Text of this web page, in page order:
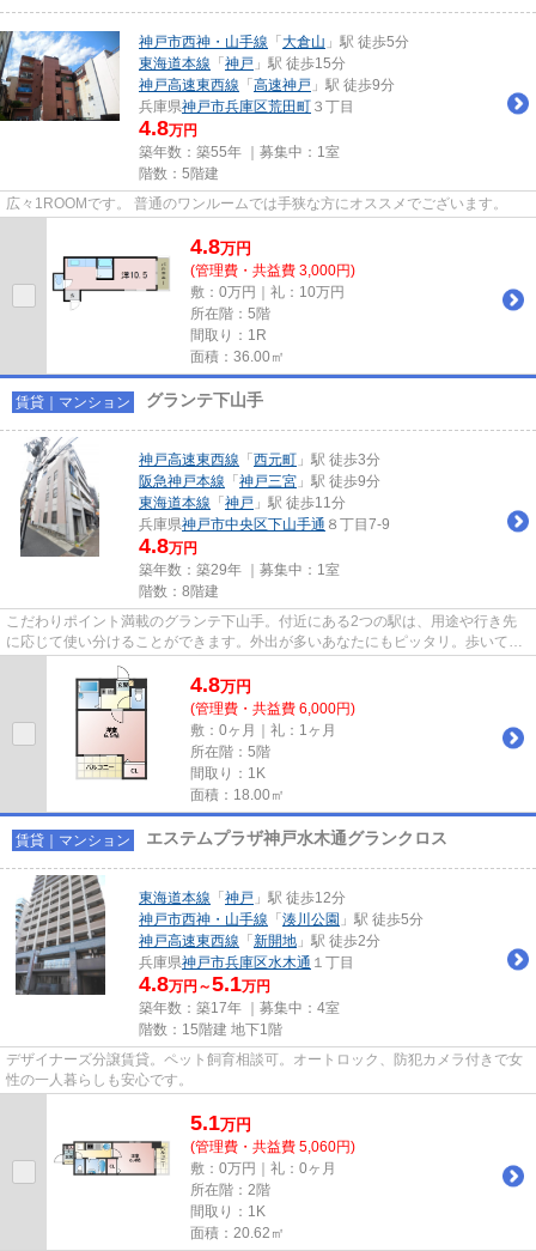
神戸市西神・山手線 「 大倉山 」駅 徒歩5分
東海道本線 「 神戸 」駅 徒歩15分
神戸高速東西線 「 高速神戸 」駅 徒歩9分
兵庫県神戸市兵庫区荒田町 ３丁目
4.8万円
築年数：築55年 ｜募集中： 1室
階数：5階建
広々1ROOMです。 普通のワンルームでは手狭な方にオススメでございます。
4.8万円
(管理費・共益費 3,000円)
敷：0万円｜礼：10万円
所在階：5階
間取り：1R
面積：36.00㎡
賃貸｜マンション グランテ下山手
神戸高速東西線 「 西元町 」駅 徒歩3分
阪急神戸本線 「 神戸三宮 」駅 徒歩9分
東海道本線 「 神戸 」駅 徒歩11分
兵庫県神戸市中央区下山手通 ８丁目7-9
4.8万円
築年数：築29年 ｜募集中： 1室
階数：8階建
こだわりポイント満載のグランテ下山手。付近にある2つの駅は、用途や行き先
に応じて使い分けることができます。外出が多いあなたにもピッタリ。歩いても
自転車に乗っても疲れないの立...
4.8万円
(管理費・共益費 6,000円)
敷：0ヶ月｜礼：1ヶ月
所在階：5階
間取り：1K
面積：18.00㎡
賃貸｜マンション エステムプラザ神戸水木通グランクロス
東海道本線 「 神戸 」駅 徒歩12分
神戸市西神・山手線 「 湊川公園 」駅 徒歩5分
神戸高速東西線 「 新開地 」駅 徒歩2分
兵庫県神戸市兵庫区水木通 １丁目
4.8万円～5.1万円
築年数：築17年 ｜募集中： 4室
階数：15階建 地下1階
デザイナーズ分譲賃貸。ペット飼育相談可。オートロック、防犯カメラ付きで女
性の一人暮らしも安心です。
5.1万円
(管理費・共益費 5,060円)
敷：0万円｜礼：0ヶ月
所在階：2階
間取り：1K
面積：20.62㎡